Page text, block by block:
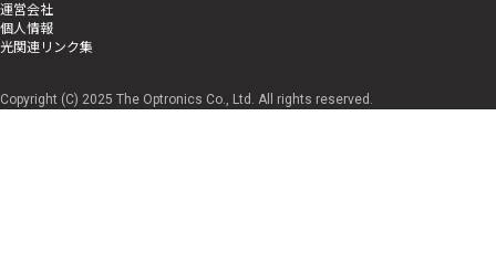
運営会社
個人情報
光関連リンク集
Copyright (C) 2025 The Optronics Co., Ltd. All rights reserved.